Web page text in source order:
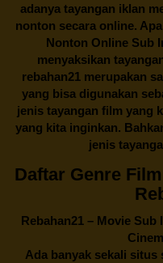
adanya tayangan iklan
nonton secara online.
Nonton Online Sub
menyaksikan
rebahan21 merupakan
yang bisa digunakan
jenis tayangan film yang
yang kita inginkan.
jenis
Daftar Genre
Rebahan21 – Movie Sub
Ada banyak sekali situs